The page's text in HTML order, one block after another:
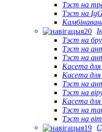
Тэст на
Тэст на
Тэст на
Тэст на
Тэст на
Касета
Касета
Тэст на
Тэст на
Касета для
Тэст на
Тэст на